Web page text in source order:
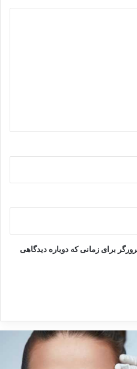
برای زمانی که دوباره دیدگاهی